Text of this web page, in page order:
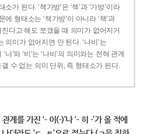
가 된다. ‘책가방’은 ‘책’과 ‘가방’이라
형태소는 ‘책가방’이 아니라 ‘책’과
진다고 해도 쪼갰을 때 의미가 없어지거
의미가 없어지면 안 된다. ‘나비’는
나’와 ‘비’는 ‘나비’의 의미와는 전혀 관계
갤 수 없는 의미 단위, 즉 형태소가 된다.
계를 가진 ‘- 이(-)’나 ‘- 히 -’가 올 적에